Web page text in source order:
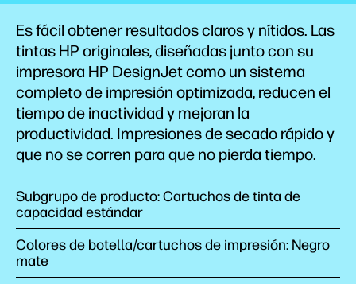
Es fácil obtener resultados claros y nítidos. Las
tintas HP originales, diseñadas junto con su
impresora HP DesignJet como un sistema
completo de impresión optimizada, reducen el
tiempo de inactividad y mejoran la
productividad. Impresiones de secado rápido y
que no se corren para que no pierda tiempo.
Subgrupo de producto: Cartuchos de tinta de
capacidad estándar
Colores de botella/cartuchos de impresión: Negro
mate